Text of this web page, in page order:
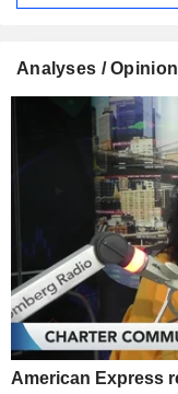
Analyses /
American Express